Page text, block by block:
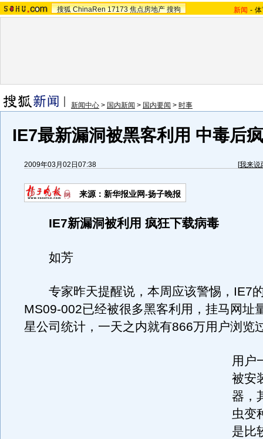
搜狐 ChinaRen 17173 焦点房地产 搜狗 新闻 -
新闻中心 > 国内新闻 > 国内要闻 > 时事
IE7最新漏洞被黑客利用 中毒后
2009年03月02日07:38 [我来说
来源：新华报业网-扬子晚报
IE7新漏洞被利用 疯狂下载病毒
如芳
专家昨天提醒说，本周应该警惕，IE7
MS09-002已经被很多黑客利用，挂马网址
星公司统计，一天之内就有866万用户浏览
用户
被安
器，
虫变
是比